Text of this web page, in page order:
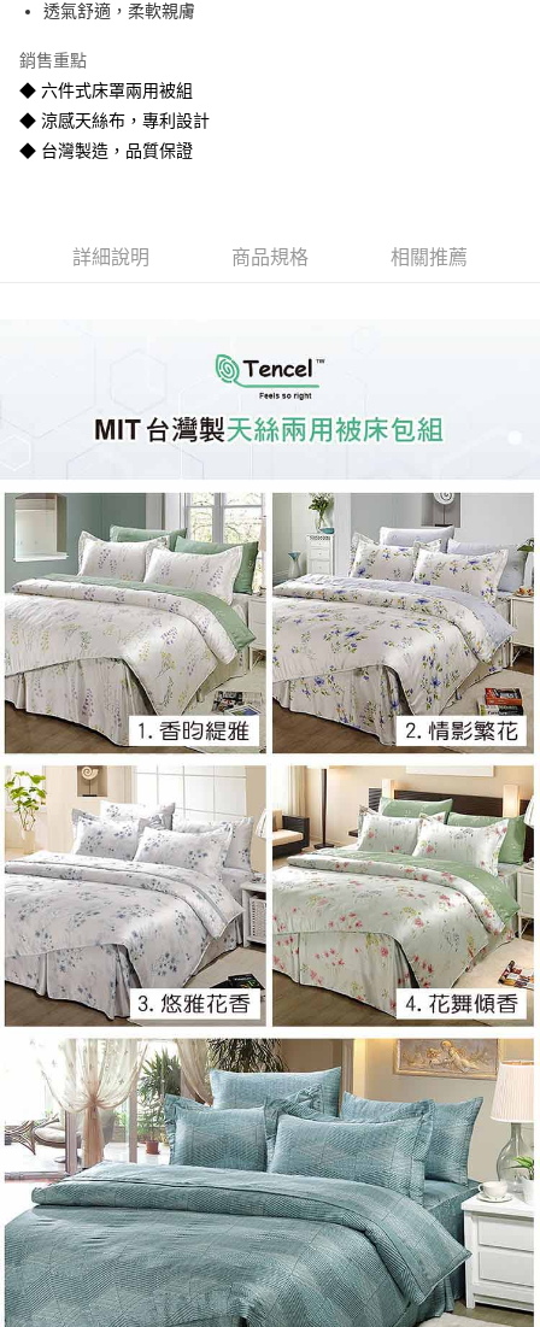
全盈+PAY
AFTEE先享後付
相關說明
１．簡單：不需註冊會員、不需綁卡、不需儲值。
２．便利：只要手機號碼，簡訊認證，即可結帳。
１．於結帳方式選擇「AFTEE先享後付」後，將跳轉至「AFTEE先享後付」
結帳頁面，進行簡訊認證並確認金額後，即可完成結帳。
２．訂單成立數日內，您將收到繳費通知簡訊。
３．收到繳費通知簡訊後14天內，點擊此簡訊中的連結，可透過四大超商／
ATM／網路銀行／等多元方式進行付款，方視為交易完成。
購買商品的店家。未經商家同意取消之訂單仍視為有效，需透過AFTEE先享
後付繳納相關費用。
※ 交易是否成功請以「AFTEE先享後付 」之結帳頁面顯示為準，若有關於
是否繳費成功／繳費後需取消欲退款等相關疑問，請聯繫「AFTEE先享後付
客戶支援中心」https://netprotections.freshdesk.com/support/home
【注意事項】
１．透過由恩沛科技股份有限公司提供之「AFTEE先享後付」服務完成之交
易，需依本服務之必要範圍內提供個人資料，並將交易相關給付款項請求債
權轉讓予恩沛科技股份有限公司。
２．關於個人資料處理事宜，請瀏覽以下網址：
https://aftee.tw/terms/#terms3
３．未成年的使用者請事先徵得法定代理人或監護人之同意方可使用
「AFTEE先享後付」，若未經同意申辦者引起之損失，本公司不負相關責
任。
４．使用「AFTEE先享後付」時，將依據個別帳號之用戶狀況，依本公司即
時審查核予不同之上限額度；若仍有額度不足之情形，本公司將視審查結果
請求用戶進行身份認證。
５．嚴禁一人註冊多個帳號或使用他人資訊註冊。若發現惡意使用之情形，
恩沛科技股份有限公司將有權停止該用戶之使用額度並採取法律行動。
運送方式
透氣舒適，柔軟親膚
銷售重點
◆ 六件式床罩兩用被組
◆ 涼感天絲布，專利設計
◆ 台灣製造，品質保證
詳細說明 商品規格 相關推薦